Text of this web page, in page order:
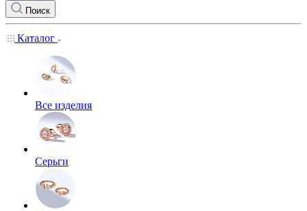
Поиск
Каталог
Все изделия
Серьги